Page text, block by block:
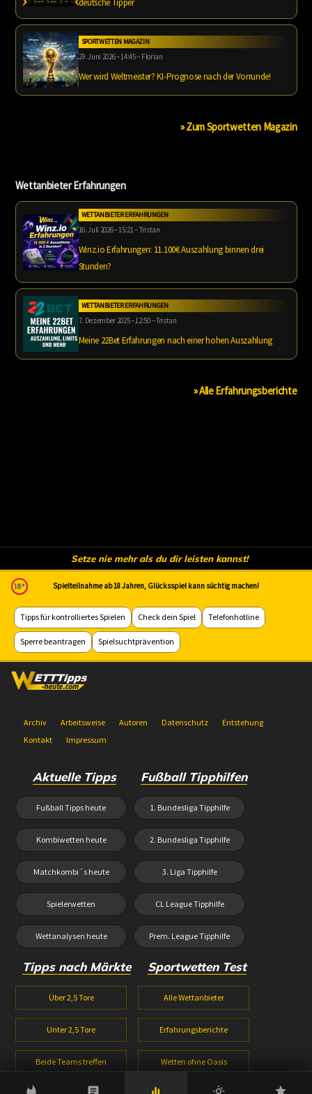
deutsche Tipper
SPORTWETTEN MAGAZIN
29. Juni 2026 – 14:45 – Florian
Wer wird Weltmeister? KI-Prognose nach der Vorrunde!
» Zum Sportwetten Magazin
Wettanbieter Erfahrungen
WETTANBIETER ERFAHRUNGEN
16. Juli 2026 – 15:21 – Tristan
Winz.io Erfahrungen: 11.100€ Auszahlung binnen drei
Stunden?
WETTANBIETER ERFAHRUNGEN
7. Dezember 2025 – 12:50 – Tristan
Meine 22Bet Erfahrungen nach einer hohen Auszahlung
» Alle Erfahrungsberichte
Setze nie mehr als du dir leisten kannst!
Spielteilnahme ab 18 Jahren, Glücksspiel kann süchtig machen!
Tipps für kontrolliertes Spielen Check dein Spiel Telefonhotline
Sperre beantragen Spielsuchtprävention
Archiv Arbeitsweise Autoren Datenschutz
Entstehung
Kontakt
Impressum
Aktuelle Tipps
Fußball Tipps heute
Kombiwetten heute
Matchkombi´s heute
Spielerwetten
Wettanalysen heute
Fußball Tipphilfen
1. Bundesliga Tipphilfe
2. Bundesliga Tipphilfe
3. Liga Tipphilfe
CL League Tipphilfe
Prem. League Tipphilfe
Tipps nach Märkte
Über 2,5 Tore
Unter 2,5 Tore
Beide Teams treffen
Sportwetten Test
Alle Wettanbieter
Erfahrungsberichte
Wetten ohne Oasis